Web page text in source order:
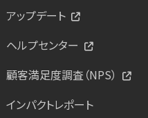
アップデート
ヘルプセンター
顧客満足度調査（NPS）
インパクトレポート